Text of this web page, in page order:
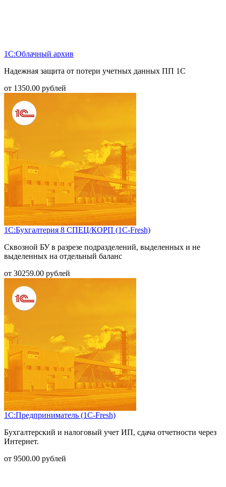
1С:Облачный архив
Надежная защита от потери учетных данных ПП 1С
от 1350.00 рублей
1С:Бухгалтерия 8 СПЕЦ/КОРП (1С-Fresh)
Сквозной БУ в разрезе подразделений, выделенных и не
выделенных на отдельный баланс
от 30259.00 рублей
1С:Предприниматель (1С-Fresh)
Бухгалтерский и налоговый учет ИП, сдача отчетности через
Интернет.
от 9500.00 рублей